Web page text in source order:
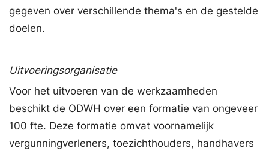
gegeven over verschillende thema's en de gestelde
doelen.
Uitvoeringsorganisatie
Voor het uitvoeren van de werkzaamheden
beschikt de ODWH over een formatie van ongeveer
100 fte. Deze formatie omvat voornamelijk
vergunningverleners, toezichthouders, handhavers